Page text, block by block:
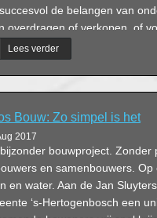
de belangen van
overdragen of verkopen, of
aankopen. Ter ere van het
verschenen over de
Lees verder
Bouw: Zo simpel is het
2017
bouwproject. Zonder
en samenbouwers.
en water. Aan de Jan
‘s-Hertogenbosch een